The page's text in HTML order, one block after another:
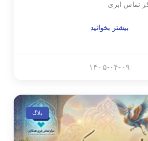
تماس ابری
بیشتر بخوانید
۱۴۰۵-۰۴-۰۹
بلاگ